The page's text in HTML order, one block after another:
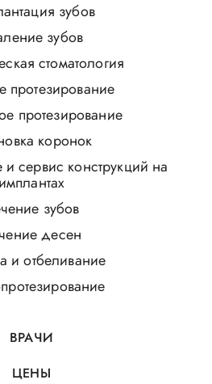
зубов
зубов
стоматология
протезирование
протезирование
коронок
сервис конструкций на
имплантах
зубов
десен
и отбеливание
ВРАЧИ
ЦЕНЫ